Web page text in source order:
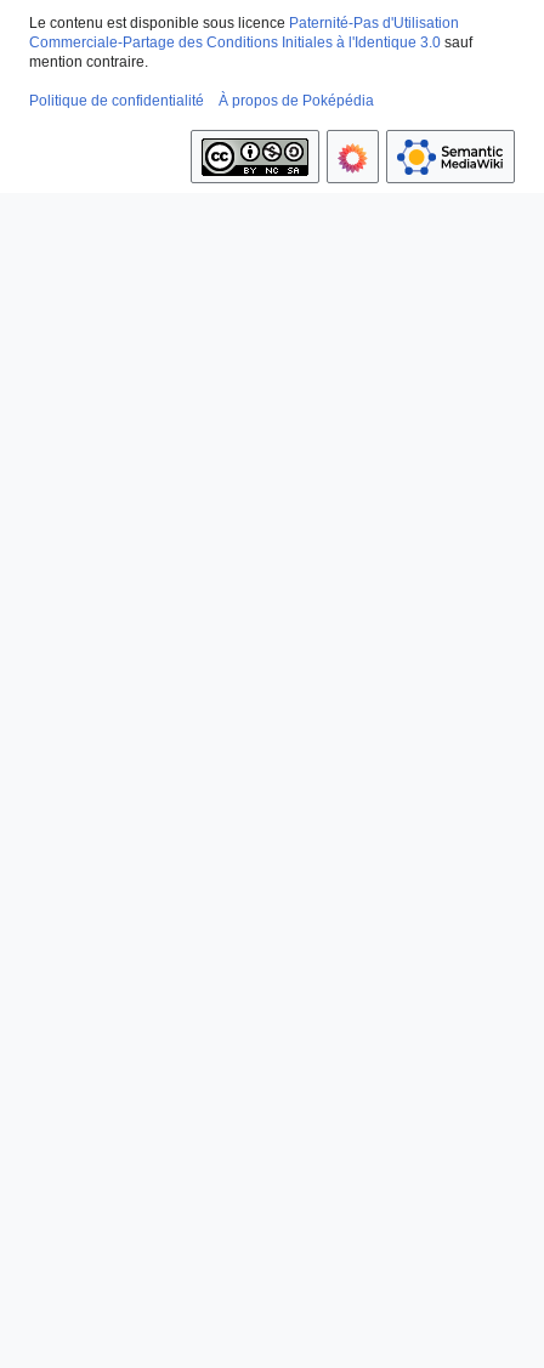
Le contenu est disponible sous licence Paternité-Pas d'Utilisation
Commerciale-Partage des Conditions Initiales à l'Identique 3.0 sauf
mention contraire.
Politique de confidentialité À propos de Poképédia